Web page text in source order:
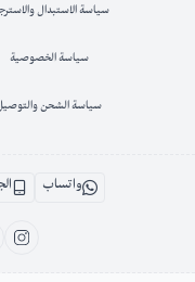
سياسة الاستبدال
سياسة الخصوصية
سياسة الشحن
واتساب